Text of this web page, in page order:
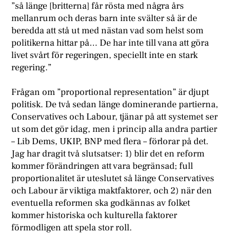
”så länge [britterna] får rösta med några års
mellanrum och deras barn inte svälter så är de
beredda att stå ut med nästan vad som helst som
politikerna hittar på… De har inte till vana att göra
livet svårt för regeringen, speciellt inte en stark
regering.”
Frågan om ”proportional representation” är djupt
politisk. De två sedan länge dominerande partierna,
Conservatives och Labour, tjänar på att systemet ser
ut som det gör idag, men i princip alla andra partier
– Lib Dems, UKIP, BNP med flera – förlorar på det.
Jag har dragit två slutsatser: 1) blir det en reform
kommer förändringen att vara begränsad; full
proportionalitet är uteslutet så länge Conservatives
och Labour är viktiga maktfaktorer, och 2) när den
eventuella reformen ska godkännas av folket
kommer historiska och kulturella faktorer
förmodligen att spela stor roll.